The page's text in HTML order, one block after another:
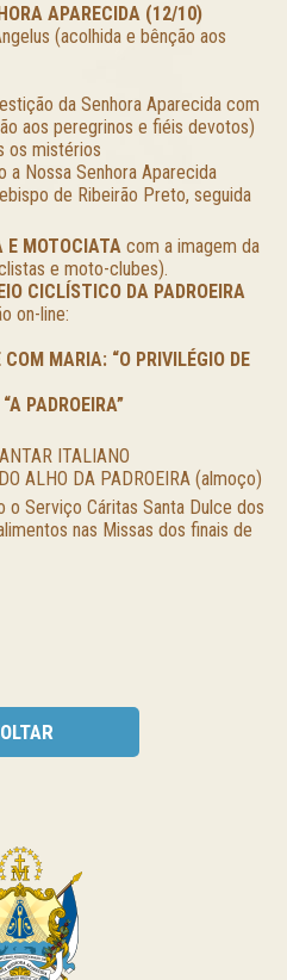
APARECIDA (12/10)
(acolhida e bênção aos
da Senhora Aparecida com
aos peregrinos e fiéis devotos)
os mistérios
a Nossa Senhora Aparecida
de Ribeirão Preto, seguida
E MOTOCIATA com a imagem da
e moto-clubes).
CICLÍSTICO DA PADROEIRA
on-line:
COM MARIA: “O PRIVILÉGIO DE
PADROEIRA”
ITALIANO
ALHO DA PADROEIRA (almoço)
Serviço Cáritas Santa Dulce dos
nas Missas dos finais de